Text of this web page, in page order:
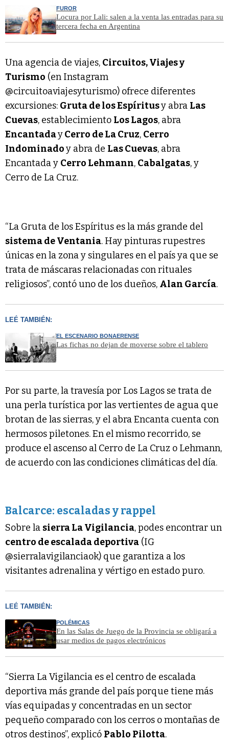
FUROR
Locura por Lali: salen a la venta las entradas para su
tercera fecha en Argentina
Una agencia de viajes, Circuitos, Viajes y
Turismo (en Instagram
@circuitoaviajesyturismo) ofrece diferentes
excursiones: Gruta de los Espíritusy abra Las
Cuevas, establecimiento Los Lagos, abra
EncantadayCerro de La Cruz, Cerro
Indominadoy abra de Las Cuevas, abra
Encantada y Cerro Lehmann, Cabalgatas, y
Cerro de La Cruz.
“La Gruta de los Espíritus es la más grande del
sistema de Ventania. Hay pinturas rupestres
únicas en la zona y singulares en el país ya que se
trata de máscaras relacionadas con rituales
religiosos”, contó uno de los dueños, Alan García.
LEÉ TAMBIÉN:
EL ESCENARIO BONAERENSE
Las fichas no dejan de moverse sobre el tablero
Por su parte, la travesía por Los Lagos se trata de
una perla turística por las vertientes de agua que
brotan de las sierras, y el abra Encanta cuenta con
hermosos piletones. En el mismo recorrido, se
produce el ascenso al Cerro de La Cruz o Lehmann,
de acuerdo con las condiciones climáticas del día.
Balcarce: escaladas y rappel
Sobre la sierra La Vigilancia, podes encontrar un
centro de escalada deportiva (IG
@sierralavigilanciaok) que garantiza a los
visitantes adrenalina y vértigo en estado puro.
LEÉ TAMBIÉN:
POLÉMICAS
En las Salas de Juego de la Provincia se obligará a
usar medios de pagos electrónicos
“Sierra La Vigilancia es el centro de escalada
deportiva más grande del país porque tiene más
vías equipadas y concentradas en un sector
pequeño comparado con los cerros o montañas de
otros destinos”, explicó Pablo Pilotta.